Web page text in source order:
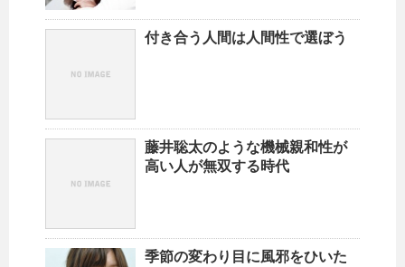
付き合う人間は人間性で選ぼう
藤井聡太のような機械親和性が
高い人が無双する時代
季節の変わり目に風邪をひいた